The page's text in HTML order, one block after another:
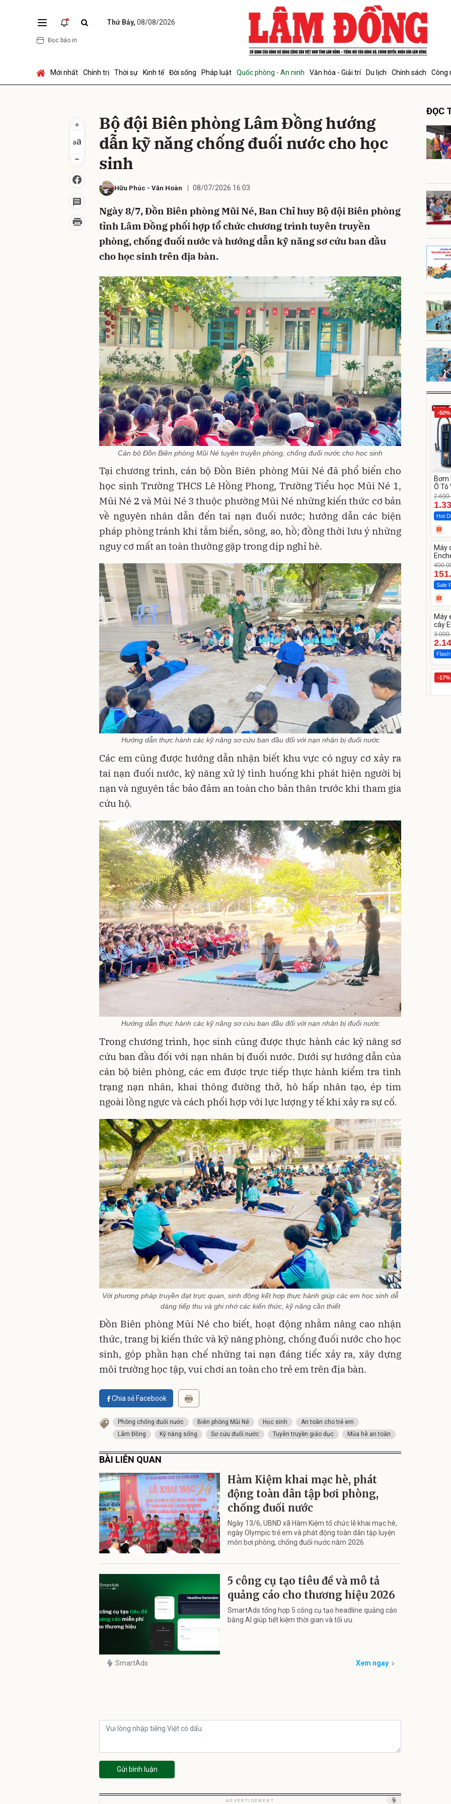
Thứ Bảy, 08/08/2026
Đọc báo in
Mới nhất Chính trị Thời sự Kinh tế Đời sống Pháp luật Quốc phòng - An ninh Văn hóa - Giải trí Du lịch Chính sách Công
Bộ đội Biên phòng Lâm Đồng hướng
dẫn kỹ năng chống đuối nước cho học
sinh
Hữu Phúc - Văn Hoàn 08/07/2026 16:03
Ngày 8/7, Đồn Biên phòng Mũi Né, Ban Chỉ huy Bộ đội Biên phòng
tỉnh Lâm Đồng phối hợp tổ chức chương trình tuyên truyền
phòng, chống đuối nước và hướng dẫn kỹ năng sơ cứu ban đầu
cho học sinh trên địa bàn.
Cán bộ Đồn Biên phòng Mũi Né tuyên truyền phòng, chống đuối nước cho học sinh
Tại chương trình, cán bộ Đồn Biên phòng Mũi Né đã phổ biến cho
học sinh Trường THCS Lê Hồng Phong, Trường Tiểu học Mũi Né 1,
Mũi Né 2 và Mũi Né 3 thuộc phường Mũi Né những kiến thức cơ bản
về nguyên nhân dẫn đến tai nạn đuối nước; hướng dẫn các biện
pháp phòng tránh khi tắm biển, sông, ao, hồ; đồng thời lưu ý những
nguy cơ mất an toàn thường gặp trong dịp nghỉ hè.
Hướng dẫn thực hành các kỹ năng sơ cứu ban đầu đối với nạn nhân bị đuối nước
Các em cũng được hướng dẫn nhận biết khu vực có nguy cơ xảy ra
tai nạn đuối nước, kỹ năng xử lý tình huống khi phát hiện người bị
nạn và nguyên tắc bảo đảm an toàn cho bản thân trước khi tham gia
cứu hộ.
Hướng dẫn thực hành các kỹ năng sơ cứu ban đầu đối với nạn nhân bị đuối nước
Trong chương trình, học sinh cũng được thực hành các kỹ năng sơ
cứu ban đầu đối với nạn nhân bị đuối nước. Dưới sự hướng dẫn của
cán bộ biên phòng, các em được trực tiếp thực hành kiểm tra tình
trạng nạn nhân, khai thông đường thở, hô hấp nhân tạo, ép tim
ngoài lồng ngực và cách phối hợp với lực lượng y tế khi xảy ra sự cố.
Với phương pháp truyền đạt trực quan, sinh động kết hợp thực hành giúp các em học sinh dễ
dàng tiếp thu và ghi nhớ các kiến thức, kỹ năng cần thiết
Đồn Biên phòng Mũi Né cho biết, hoạt động nhằm nâng cao nhận
thức, trang bị kiến thức và kỹ năng phòng, chống đuối nước cho học
sinh, góp phần hạn chế những tai nạn đáng tiếc xảy ra, xây dựng
môi trường học tập, vui chơi an toàn cho trẻ em trên địa bàn.
Chia sẻ Facebook
Phòng chống đuối nước Biên phòng Mũi Né Học sinh
An toàn cho trẻ em
Lâm Đồng
Kỹ năng sống Sơ cứu đuối nước Tuyên truyền giáo dục Mùa hè an toàn
BÀI LIÊN QUAN
Hàm Kiệm khai mạc hè, phát
động toàn dân tập bơi phòng,
chống đuối nước
Ngày 13/6, UBND xã Hàm Kiệm tổ chức lễ khai mạc hè,
ngày Olympic trẻ em và phát động toàn dân tập luyện
môn bơi phòng, chống đuối nước năm 2026.
5 công cụ tạo tiêu đề và mô tả
quảng cáo cho thương hiệu 2026
SmartAds tổng hợp 5 công cụ tạo headline quảng cáo
bằng AI giúp tiết kiệm thời gian và tối ưu.
SmartAds Xem ngay
Gửi bình luận
ADVERTISEMENT Unmute
ĐỌC
-50%
Bơm
Ô Tô
Hot
-62%
Máy
dao
Sale
-28%
Máy
cây
Flash
-17%
Gửi bình luận